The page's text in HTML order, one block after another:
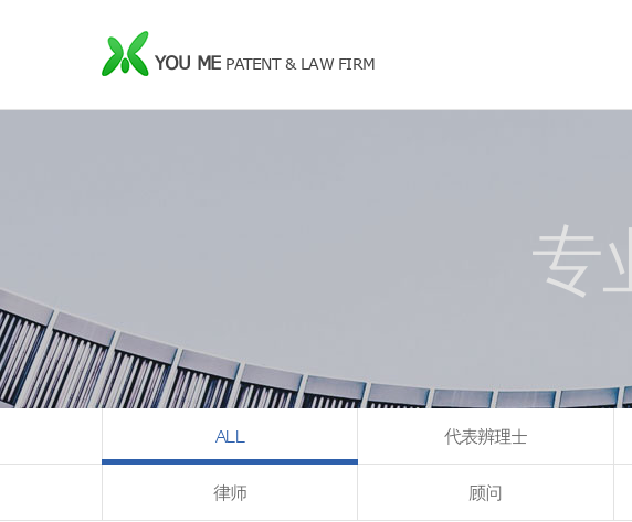
YOU ME PATENT & LAW FIRM
专
ALL 代表辨理士
律师 顾问